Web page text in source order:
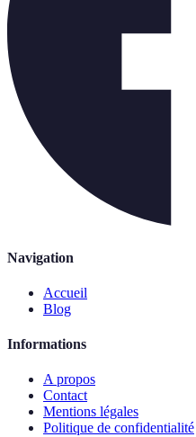
Navigation
Accueil
Blog
Informations
A propos
Contact
Mentions légales
Politique de confidentialité